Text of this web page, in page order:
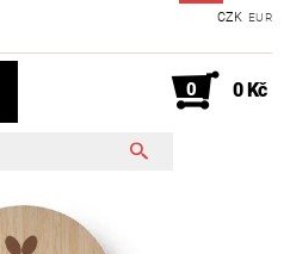
CZK EUR
0 0 Kč